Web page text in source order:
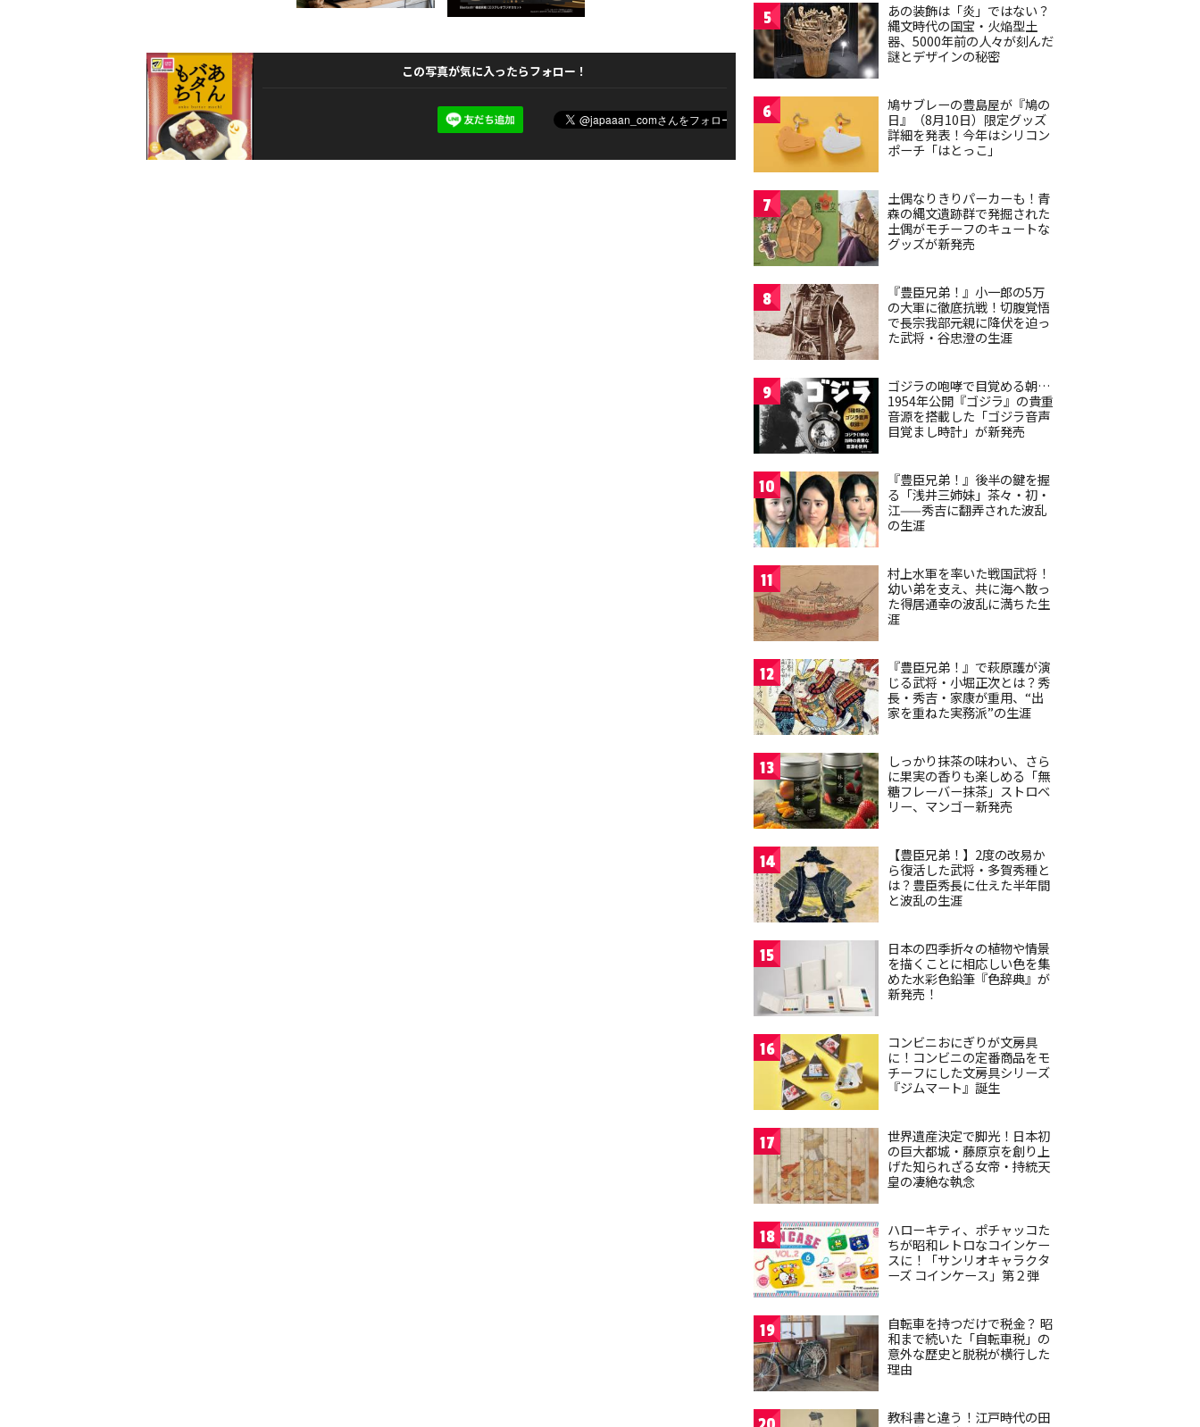
この写真が気に入ったらフォロー！
5
あの装飾は「炎」ではない？
縄文時代の国宝・火焔型土
器、5000年前の人々が刻んだ
謎とデザインの秘密
6
鳩サブレーの豊島屋が『鳩の
日』（8月10日）限定グッズ
詳細を発表！今年はシリコン
ポーチ「はとっこ」
7
土偶なりきりパーカーも！青
森の縄文遺跡群で発掘された
土偶がモチーフのキュートな
グッズが新発売
8
『豊臣兄弟！』小一郎の5万
の大軍に徹底抗戦！切腹覚悟
で長宗我部元親に降伏を迫っ
た武将・谷忠澄の生涯
9
ゴジラの咆哮で目覚める朝…
1954年公開『ゴジラ』の貴重
音源を搭載した「ゴジラ音声
目覚まし時計」が新発売
10
『豊臣兄弟！』後半の鍵を握
る「浅井三姉妹」茶々・初・
江——秀吉に翻弄された波乱
の生涯
11
村上水軍を率いた戦国武将！
幼い弟を支え、共に海へ散っ
た得居通幸の波乱に満ちた生
涯
12
『豊臣兄弟！』で萩原護が演
じる武将・小堀正次とは？秀
長・秀吉・家康が重用、“出
家を重ねた実務派”の生涯
13
しっかり抹茶の味わい、さら
に果実の香りも楽しめる「無
糖フレーバー抹茶」ストロベ
リー、マンゴー新発売
14
【豊臣兄弟！】2度の改易か
ら復活した武将・多賀秀種と
は？豊臣秀長に仕えた半年間
と波乱の生涯
15
日本の四季折々の植物や情景
を描くことに相応しい色を集
めた水彩色鉛筆『色辞典』が
新発売！
16
コンビニおにぎりが文房具
に！コンビニの定番商品をモ
チーフにした文房具シリーズ
『ジムマート』誕生
17
世界遺産決定で脚光！日本初
の巨大都城・藤原京を創り上
げた知られざる女帝・持統天
皇の凄絶な執念
18
ハローキティ、ポチャッコた
ちが昭和レトロなコインケー
スに！「サンリオキャラクタ
ーズ コインケース」第２弾
19
自転車を持つだけで税金？ 昭
和まで続いた「自転車税」の
意外な歴史と脱税が横行した
理由
教科書と違う！江戸時代の田